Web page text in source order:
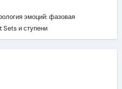
эмоций: фазовая
Sets и ступени